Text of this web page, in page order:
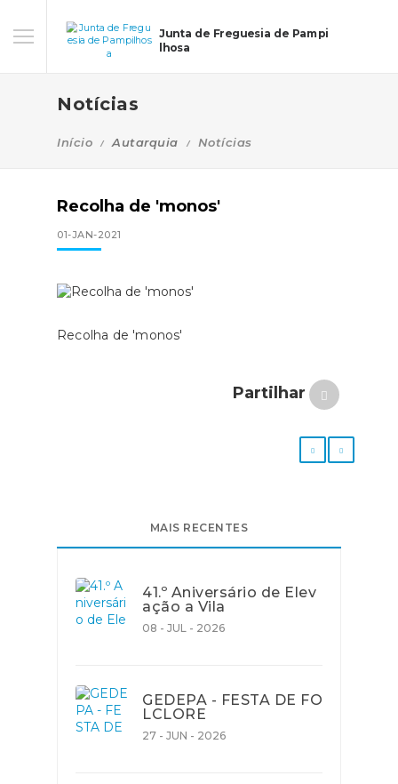
Junta de Freguesia de Pampi
lhosa
Notícias
Início Autarquia Notícias
Recolha de 'monos'
01-JAN-2021
Recolha de 'monos'
Partilhar
MAIS RECENTES
41.º Aniversário de Elev
ação a Vila
08 - JUL - 2026
GEDEPA - FESTA DE FO
LCLORE
27 - JUN - 2026